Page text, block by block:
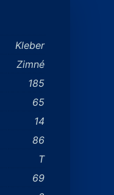
Kleber
Zimné
185
65
14
86
T
69